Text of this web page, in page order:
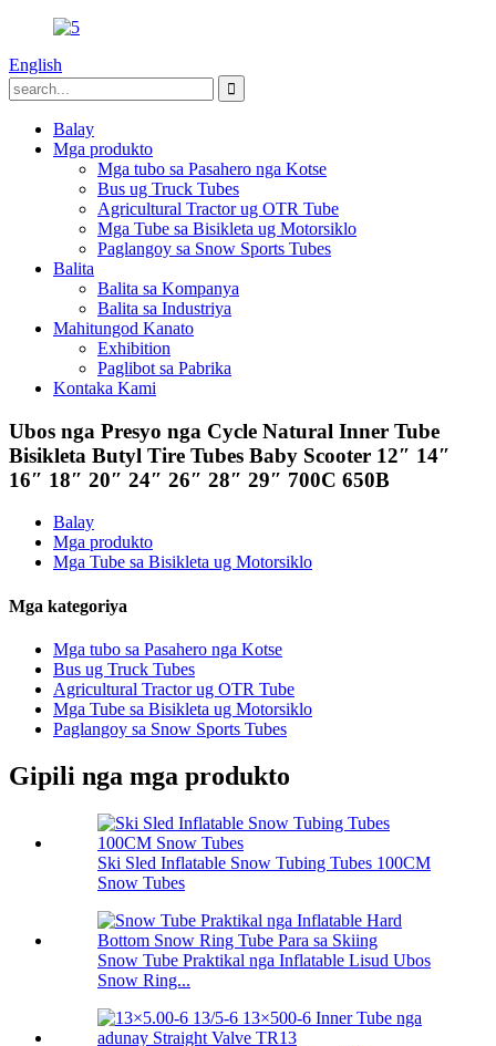
English
Balay
Mga produkto
Mga tubo sa Pasahero nga Kotse
Bus ug Truck Tubes
Agricultural Tractor ug OTR Tube
Mga Tube sa Bisikleta ug Motorsiklo
Paglangoy sa Snow Sports Tubes
Balita
Balita sa Kompanya
Balita sa Industriya
Mahitungod Kanato
Exhibition
Paglibot sa Pabrika
Kontaka Kami
Ubos nga Presyo nga Cycle Natural Inner Tube
Bisikleta Butyl Tire Tubes Baby Scooter 12″ 14″
16″ 18″ 20″ 24″ 26″ 28″ 29″ 700C 650B
Balay
Mga produkto
Mga Tube sa Bisikleta ug Motorsiklo
Mga kategoriya
Mga tubo sa Pasahero nga Kotse
Bus ug Truck Tubes
Agricultural Tractor ug OTR Tube
Mga Tube sa Bisikleta ug Motorsiklo
Paglangoy sa Snow Sports Tubes
Gipili nga mga produkto
Ski Sled Inflatable Snow Tubing Tubes 100CM
Snow Tubes
Snow Tube Praktikal nga Inflatable Lisud Ubos
Snow Ring...